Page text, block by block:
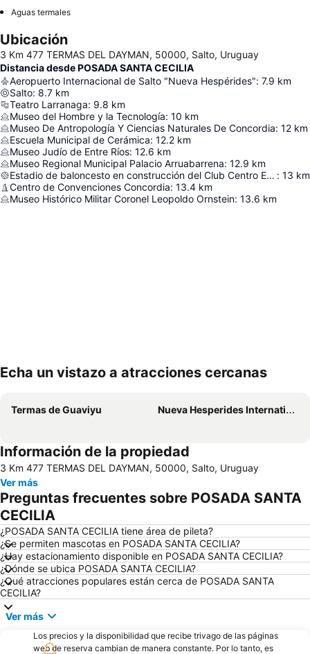
Aguas termales
Ubicación
3 Km 477 TERMAS DEL DAYMAN, 50000, Salto, Uruguay
Distancia desde POSADA SANTA CECILIA
Aeropuerto Internacional de Salto "Nueva Hespérides": 7.9 km
Salto: 8.7 km
Teatro Larranaga: 9.8 km
Museo del Hombre y la Tecnología: 10 km
Museo De Antropología Y Ciencias Naturales De Concordia: 12 km
Escuela Municipal de Cerámica: 12.2 km
Museo Judío de Entre Ríos: 12.6 km
Museo Regional Municipal Palacio Arruabarrena: 12.9 km
Estadio de baloncesto en construcción del Club Centro Exalumnos Capuchinos : 13 km
Centro de Convenciones Concordia: 13.4 km
Museo Histórico Militar Coronel Leopoldo Ornstein: 13.6 km
Echa un vistazo a atracciones cercanas
Termas de Guaviyu Nueva Hesperides International Airport
Información de la propiedad
3 Km 477 TERMAS DEL DAYMAN, 50000, Salto, Uruguay
Ver más
Preguntas frecuentes sobre POSADA SANTA
CECILIA
¿POSADA SANTA CECILIA tiene área de pileta?
¿Se permiten mascotas en POSADA SANTA CECILIA?
¿Hay estacionamiento disponible en POSADA SANTA CECILIA?
¿Dónde se ubica POSADA SANTA CECILIA?
¿Qué atracciones populares están cerca de POSADA SANTA
CECILIA?
Ver más
Los precios y la disponibilidad que recibe trivago de las páginas
web de reserva cambian de manera constante. Por lo tanto, es